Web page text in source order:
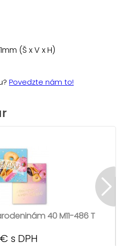
(Š x V x H)
Povedzte nám to!
40 M11-486 T
s DPH